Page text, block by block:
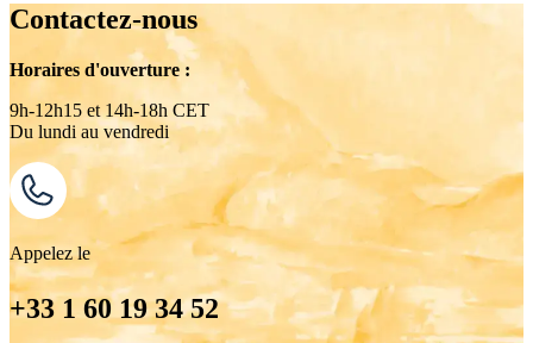
Contactez-nous
Horaires d'ouverture :
9h-12h15 et 14h-18h CET
Du lundi au vendredi
Appelez le
+33 1 60 19 34 52